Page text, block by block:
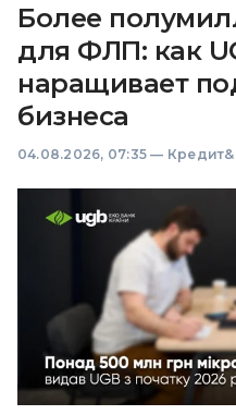
Более
для ФЛП: как
наращивает
бизнеса
04.08.2026, 07:35 —